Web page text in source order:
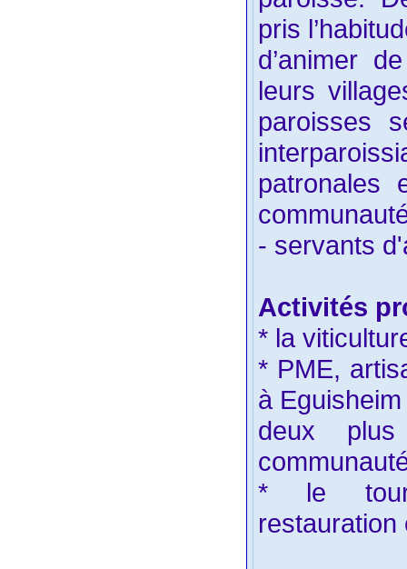
pris
d’animer
leurs
paroisses
patronales
- servants
Activités
* la
* PME,
à
deux
* le
restauration